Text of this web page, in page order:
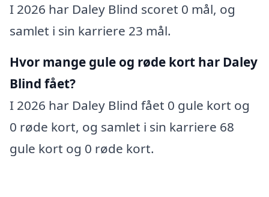
I 2026 har Daley Blind scoret 0 mål, og
samlet i sin karriere 23 mål.
Hvor mange gule og røde kort har Daley
Blind fået?
I 2026 har Daley Blind fået 0 gule kort og
0 røde kort, og samlet i sin karriere 68
gule kort og 0 røde kort.